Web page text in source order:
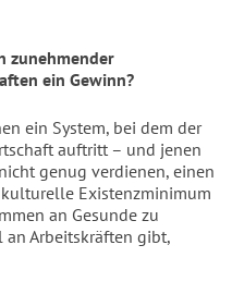
zunehmender
ein Gewinn?
ein System, bei dem der
auftritt – und jenen
genug verdienen, einen
Existenzminimum
an Gesunde zu
Arbeitskräften gibt,